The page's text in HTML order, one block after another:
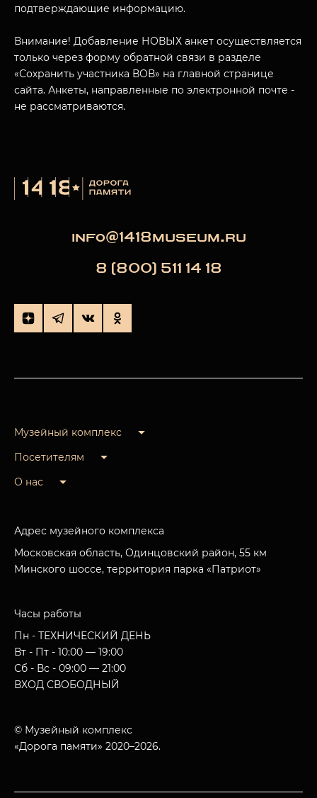
О НАС
подтверждающие информацию.
Внимание! Добавление НОВЫХ анкет осуществляется
только через форму обратной связи в разделе
«Сохранить участника ВОВ» на главной странице
сайта. Анкеты, направленные по электронной почте -
не рассматриваются.
info@1418museum.ru
8 (800) 511 14 18
Музейный комплекс
Посетителям
О нас
Адрес музейного комплекса
Московская область, Одинцовский район, 55 км
Минского шоссе, территория парка «Патриот»
Часы работы
Пн - ТЕХНИЧЕСКИЙ ДЕНЬ
Вт - Пт - 10:00 — 19:00
Сб - Вс - 09:00 — 21:00
ВХОД СВОБОДНЫЙ
© Музейный комплекс
«Дорога памяти» 2020–2026.